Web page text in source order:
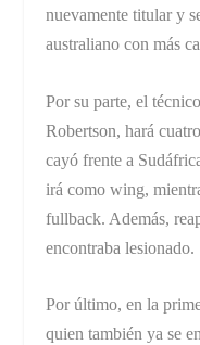
nuevamente titular y
australiano con más
Por su parte, el
Robertson, hará
cayó frente a
irá como wing,
fullback. Además,
encontraba lesionado.
Por último, en la
quien también ya se